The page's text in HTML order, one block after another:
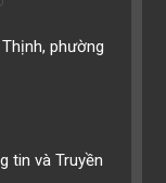
phường
tin và Truyền